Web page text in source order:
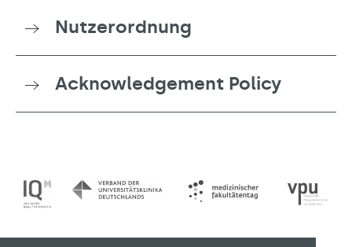
Nutzerordnung
Acknowledgement Policy